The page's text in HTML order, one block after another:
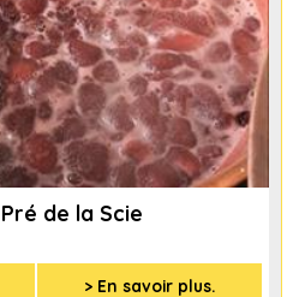
de la Scie
> En savoir plus.